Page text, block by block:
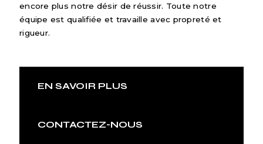
encore plus notre désir de réussir. Toute notre
équipe est qualifiée et travaille avec propreté et
rigueur.
EN SAVOIR PLUS
CONTACTEZ-NOUS